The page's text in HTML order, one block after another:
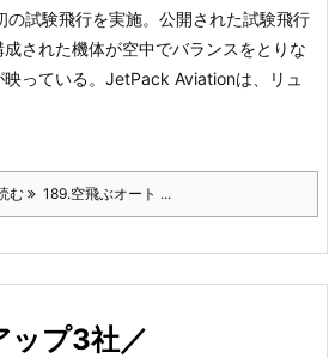
の試験飛行を実施。 公開された試験飛行
された機体が空中でバランスをとりな
っている。 JetPack Aviationは、リュ
む 189.空飛ぶオート ...
ップ3社／